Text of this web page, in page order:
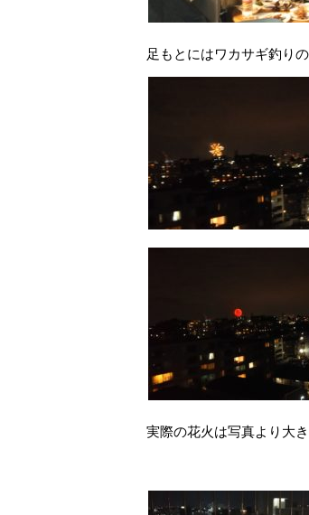
足もとにはワカサギ釣り
実際の花火は写真より大き